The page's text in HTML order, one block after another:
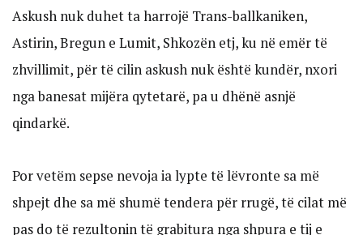
Askush nuk duhet ta harrojë Trans-ballkaniken,
Astirin, Bregun e Lumit, Shkozën etj, ku në emër të
zhvillimit, për të cilin askush nuk është kundër, nxori
nga banesat mijëra qytetarë, pa u dhënë asnjë
qindarkë.
Por vetëm sepse nevoja ia lypte të lëvronte sa më
shpejt dhe sa më shumë tendera për rrugë, të cilat më
pas do të rezultonin të grabitura nga shpura e tij e